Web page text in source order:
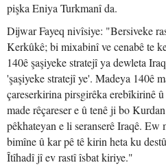
pişka Eniya Turkmanî da.
Dijwar Fayeq nivîsiye: "Bersiveke
Kerkûkê; bi mixabinî ve cenabê te
140ê şaşiyeke stratejî ya dewleta
'şaşiyeke stratejî ye'. Madeya 140ê
çareserkirina pirsgirêka erebîkirinê
made rêçareser e û tenê ji bo
pêkhateyan e li seranserê Iraqê. Ew
bimîne û kar pê tê kirin heta ku
Îtîhadî jî ev rastî îsbat kiriye."